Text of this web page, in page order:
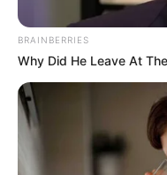
BRAINBERRIES
Why Did He Leave At